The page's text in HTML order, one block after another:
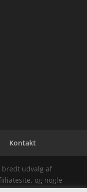
Kontakt
bredt udvalg af
og nogle